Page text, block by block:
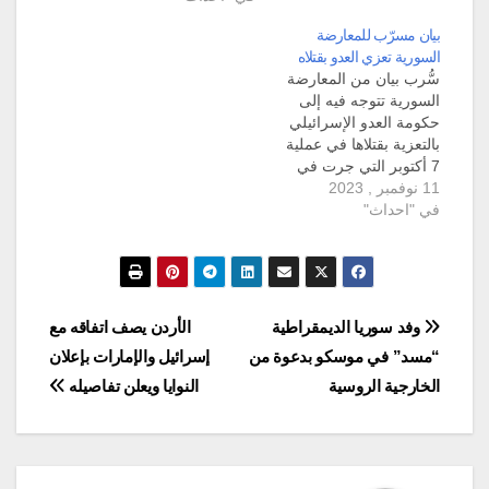
الساعة 2:07 من فجر
اليوم، نفذ العدو
الإسرائيلي عدواناً جوياً
من اتجاه البحر
المتوسط…
بيان مسرّب للمعارضة
السورية تعزي العدو بقتلاه
سُّرب بيان من المعارضة
السورية تتوجه فيه إلى
حكومة العدو الإسرائيلي
بالتعزية بقتلاها في عملية
7 أكتوبر التي جرت في
غلاف غزة، ومطالبة
بضرب سوريا وإيران. نشر
مستقل صورة عن بيان
مسرّب موجه إلى إيريت
الجمهورية التركية،
وتضمّن البيان تعزية
للحكومة الاسرائيلية
بقتلاها، بالإضافة…
11 نوفمبر , 2023
في "احداث"
تصفّح
المقالات
الأردن يصف اتفاقه مع
إسرائيل والإمارات بإعلان
النوايا ويعلن تفاصيله
وفد سوريا الديمقراطية
“مسد” في موسكو بدعوة من
الخارجية الروسية